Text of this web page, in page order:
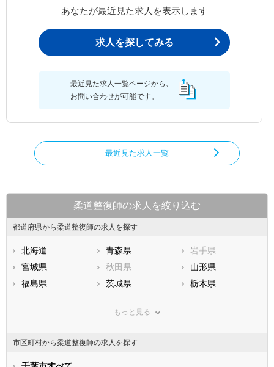
あなたが最近見た求人を表示します
求人を探してみる
最近見た求人一覧ページから、
お問い合わせが可能です。
最近見た求人一覧
柔道整復師の求人を絞り込む
都道府県から柔道整復師の求人を探す
北海道 青森県
岩手県
宮城県
秋田県
山形県
福島県
茨城県
栃木県
神奈川県
石川県
福井県
もっと見る
市区町村から柔道整復師の求人を探す